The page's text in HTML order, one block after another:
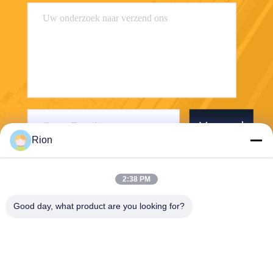
Verzend
Rion
2:38 PM
Good day, what product are you looking for?